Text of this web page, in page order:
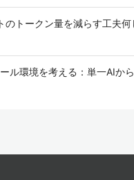
のトークン量を減らす工夫何
ル環境を考える：単一AIか